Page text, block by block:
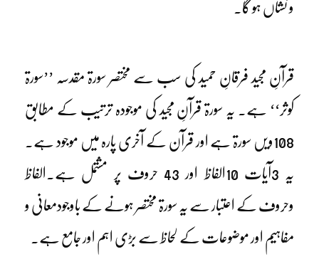
و نشاں ہو گا۔
قرآنِ مجید فرقانِ حمید کی سب سے مختصر سورۃ مقدسہ ’’سورۃ
کوثر‘‘ ہے۔ یہ سورۃ قرآنِ مجید کی موجودہ ترتیب کے مطابق
108ویں سورۃ ہے اور قرآن کے آخری پارہ میں موجود ہے۔
یہ 3آیات 10الفاظ اور 43 حروف پر مشتمل ہے۔الفاظ
وحروف کے اعتبار سے یہ سورۃ مختصر ہونے کے باوجودمعانی و
مفاہیم اور موضوعات کے لحاظ سے بڑی اہم اور جامع ہے۔